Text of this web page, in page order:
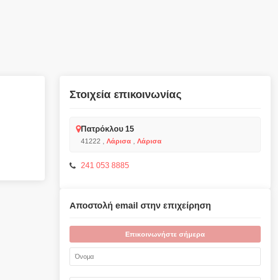
Στοιχεία επικοινωνίας
Πατρόκλου 15
41222 Λάρισα Λάρισα
241 053 8885
Αποστολή email στην επιχείρηση
Επικοινωνήστε σήμερα